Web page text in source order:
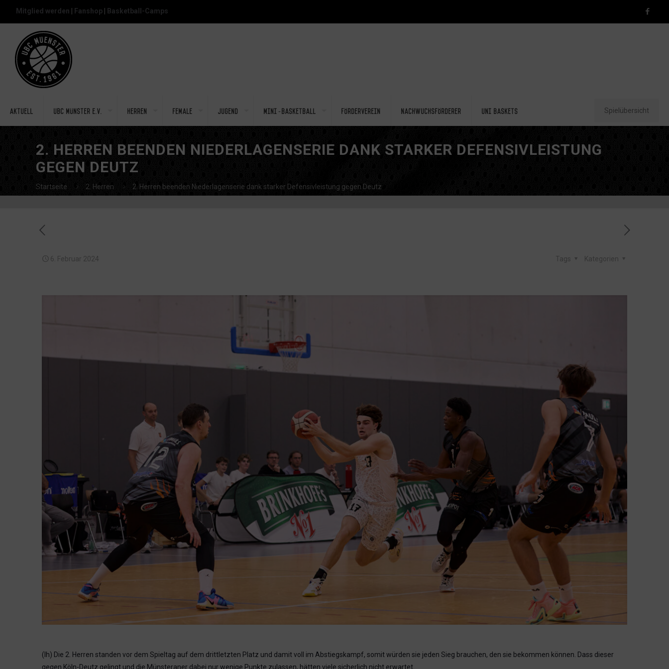
Mitglied werden Fanshop Basketball-Camps
Aktuell UBC Münster e.V. Herren Female Jugend Mini-Basketball Förderverein Nachwuchsförderer Uni Baskets Spielübersicht
2. HERREN BEENDEN NIEDERLAGENSERIE DANK STARKER DEFENSIVLEISTUNG
GEGEN DEUTZ
Startseite 2. Herren 2. Herren beenden Niederlagenserie dank starker Defensivleistung gegen Deutz
6. Februar 2024 Kategorien
Tags
(lh) Die 2. Herren standen vor dem Spieltag auf dem drittletzten Platz und damit voll im Abstiegskampf, somit würden sie jeden Sieg brauchen, den sie bekommen können. Dass dieser
gegen Köln-Deutz gelingt und die Münsteraner dabei nur wenige Punkte zulassen, hätten viele sicherlich nicht erwartet.